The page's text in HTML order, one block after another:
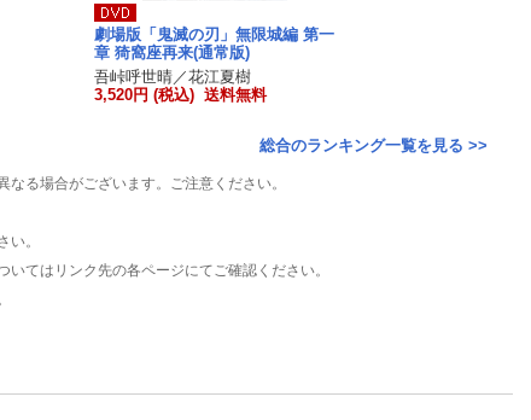
劇場版「鬼滅の刃」無限城編 第一
章 猗窩座再来(通常版)
吾峠呼世晴／花江夏樹
3,520円 (税込) 送料無料
総合のランキング一覧を見る >>
る場合がございます。ご注意ください。
。
てはリンク先の各ページにてご確認ください。